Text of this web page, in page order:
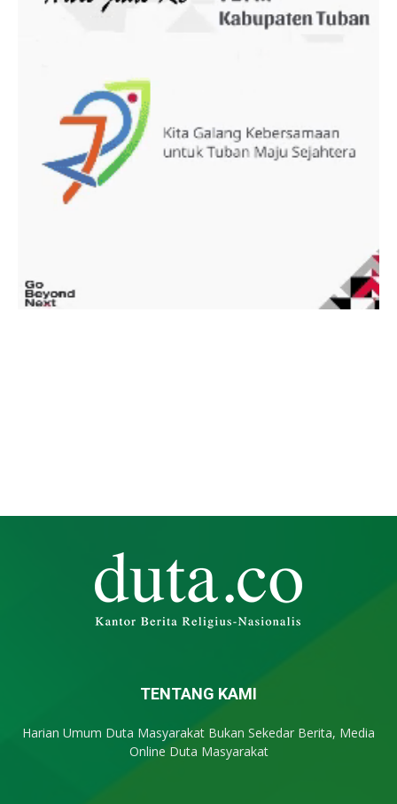
TENTANG KAMI
Harian Umum Duta Masyarakat Bukan Sekedar Berita, Media
Online Duta Masyarakat